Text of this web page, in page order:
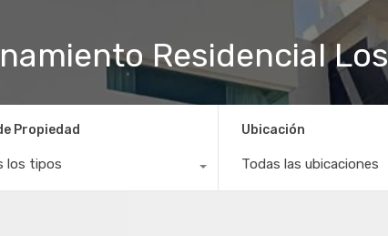
Residencial
Propiedad
los tipos
Ubicación
Todas las ubicaciones